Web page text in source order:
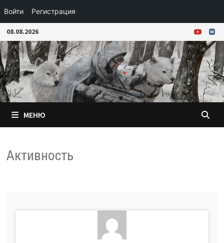
Войти Регистрация
Перейти
к
содержимому
08.08.2026
МЕНЮ
Активность